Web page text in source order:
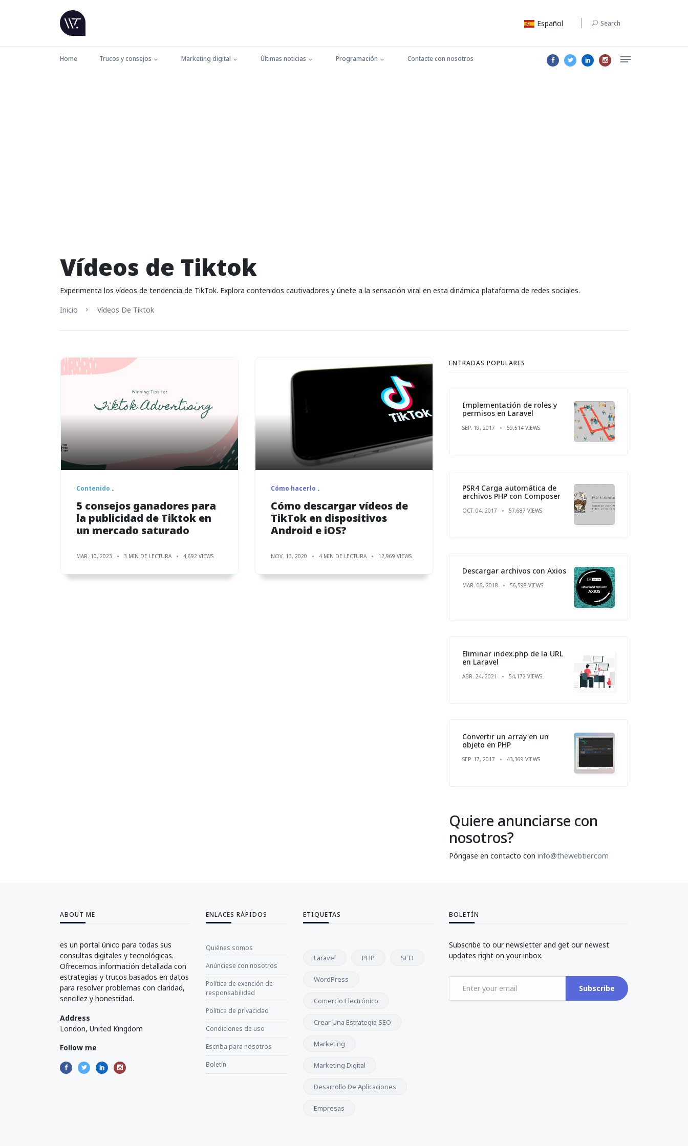
Español Search
Home Trucos y consejos Marketing digital Últimas noticias Programación Contacte con nosotros
Vídeos de Tiktok
Experimenta los vídeos de tendencia de TikTok. Explora contenidos cautivadores y únete a la sensación viral en esta dinámica plataforma de redes sociales.
Inicio
Vídeos De Tiktok
Contenido
5 consejos ganadores para
la publicidad de Tiktok en
un mercado saturado
MAR. 10, 2023 3 MIN DE LECTURA 4,692 VIEWS
Cómo hacerlo
Cómo descargar vídeos de
TikTok en dispositivos
Android e iOS?
NOV. 13, 2020 4 MIN DE LECTURA 12,969 VIEWS
ENTRADAS POPULARES
Implementación de roles y
permisos en Laravel
SEP. 19, 2017 59,514 VIEWS
PSR4 Carga automática de
archivos PHP con Composer
OCT. 04, 2017 57,687 VIEWS
Descargar archivos con Axios
MAR. 06, 2018 56,598 VIEWS
Eliminar index.php de la URL
en Laravel
ABR. 24, 2021 54,172 VIEWS
Convertir un array en un
objeto en PHP
SEP. 17, 2017 43,369 VIEWS
Quiere anunciarse con
nosotros?
Póngase en contacto con info@thewebtier.com
ABOUT ME
es un portal único para todas sus
consultas digitales y tecnológicas.
Ofrecemos información detallada con
estrategias y trucos basados en datos
para resolver problemas con claridad,
sencillez y honestidad.
Address
London, United Kingdom
Follow me
ENLACES RÁPIDOS
Quiénes somos
Anúnciese con nosotros
Política de exención de
responsabilidad
Política de privacidad
Condiciones de uso
Escriba para nosotros
Boletín
ETIQUETAS
Laravel PHP SEO
WordPress
Comercio Electrónico
Crear Una Estrategia SEO
Marketing
Marketing Digital
Desarrollo De Aplicaciones
Empresas
BOLETÍN
Subscribe to our newsletter and get our newest
updates right on your inbox.
Subscribe